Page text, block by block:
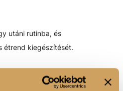
utáni rutinba, és
étrend kiegészítését.